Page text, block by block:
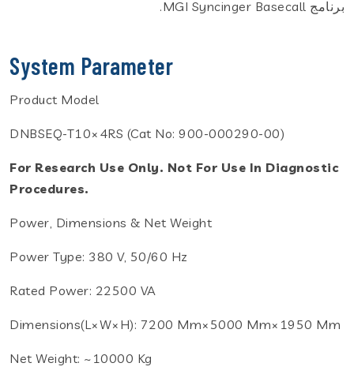
برنامج MGI Syncinger Basecall.
System Parameter
Product Model
DNBSEQ-T10×4RS (Cat No: 900-000290-00)
For Research Use Only. Not For Use In Diagnostic
Procedures.
Power, Dimensions & Net Weight
Power Type: 380 V, 50/60 Hz
Rated Power: 22500 VA
Dimensions(L×W×H): 7200 Mm×5000 Mm×1950 Mm
Net Weight: ~10000 Kg